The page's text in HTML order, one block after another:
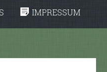
IMPRESSUM